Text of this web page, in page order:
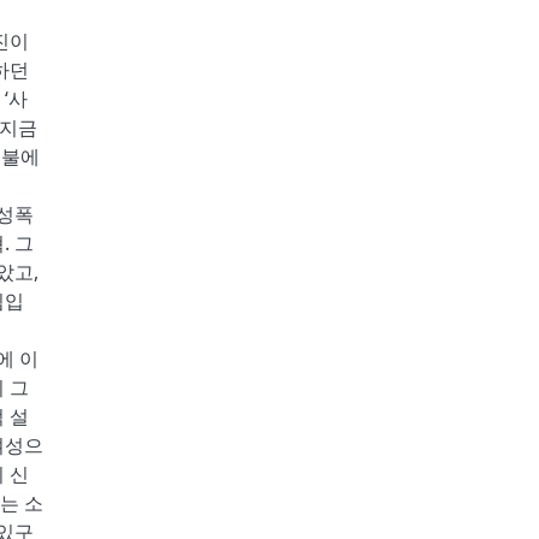
이
던
사
금
에
폭
그
고,
이
그
설
으
신
소
구